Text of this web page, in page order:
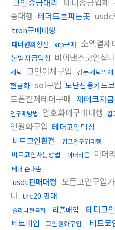
송대행 테더트론파는곳 usdc
tron구매대행
태더원화환전 xrp구매 소액결제
불법자금믹싱 바이낸스코인삽
세탁 코인이체구입 검돈세탁업체
현금화 sol구입 도난신용카드
드폰결제테더구매 재테크자
인구매방법
암호화폐구매대행 잡
인원화구입 테더코인믹싱
비트코인환전
잡코인구입대행
비트코인사는방법 이더리움 이더
테더 손대손
usdt판매대행 모든코인구입
다 trc20 판매
솔라나현금화 리플매입 테더코
비트매입 코인원화구입 비트코